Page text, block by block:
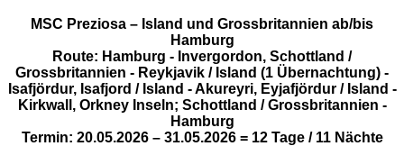
MSC Preziosa – Island und Grossbritannien ab/bis
Hamburg
Route: Hamburg - Invergordon, Schottland /
Grossbritannien - Reykjavik / Island (1 Übernachtung) -
Isafjördur, Isafjord / Island - Akureyri, Eyjafjördur / Island -
Kirkwall, Orkney Inseln; Schottland / Grossbritannien -
Hamburg
Termin: 20.05.2026 – 31.05.2026 = 12 Tage / 11 Nächte